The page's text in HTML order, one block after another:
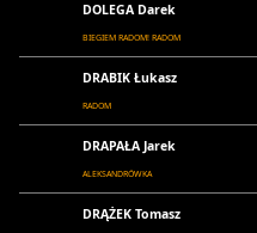
DOLEGA Darek
BIEGIEM RADOM! RADOM
DRABIK Łukasz
RADOM
DRAPAŁA Jarek
ALEKSANDRÓWKA
DRĄŻEK Tomasz